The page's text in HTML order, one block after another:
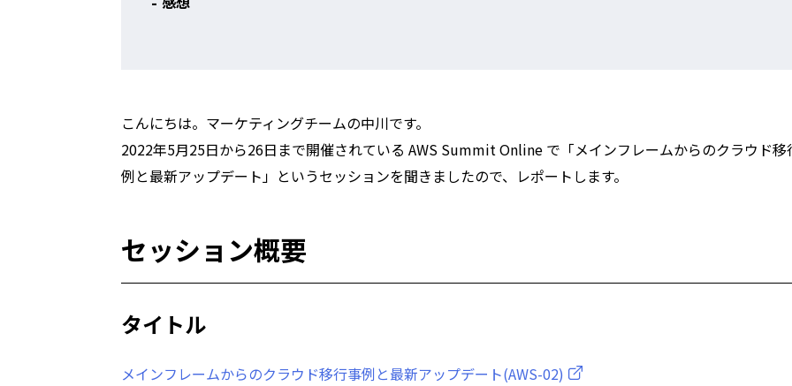
こんにちは。マーケティングチームの中川です。
2022年5月25日から26日まで開催されている AWS Summit Online で「メインフレームからのクラウド移
例と最新アップデート」というセッションを聞きましたので、レポートします。
セッション概要
タイトル
メインフレームからのクラウド移行事例と最新アップデート(AWS-02)